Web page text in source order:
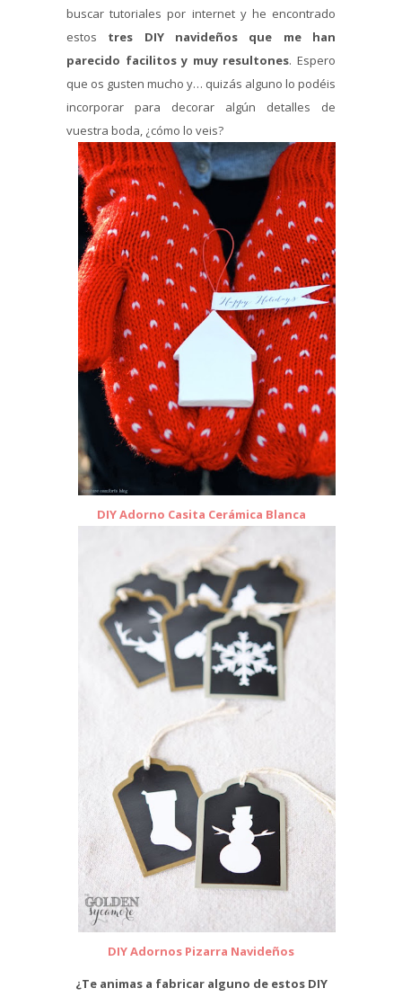
buscar tutoriales por internet y he encontrado
estos tres DIY navideños que me han
parecido facilitos y muy resultones. Espero
que os gusten mucho y… quizás alguno lo podéis
incorporar para decorar algún detalles de
vuestra boda, ¿cómo lo veis?
DIY Adorno Casita Cerámica Blanca
DIY Adornos Pizarra Navideños
¿Te animas a fabricar alguno de estos DIY